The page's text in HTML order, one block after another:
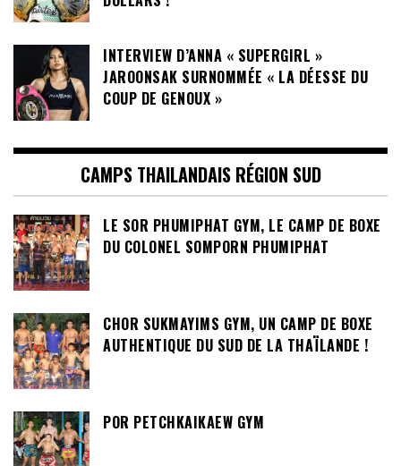
INTERVIEW D’ANNA « SUPERGIRL »
JAROONSAK SURNOMMÉE « LA DÉESSE DU
COUP DE GENOUX »
CAMPS THAILANDAIS RÉGION SUD
LE SOR PHUMIPHAT GYM, LE CAMP DE BOXE
DU COLONEL SOMPORN PHUMIPHAT
CHOR SUKMAYIMS GYM, UN CAMP DE BOXE
AUTHENTIQUE DU SUD DE LA THAÏLANDE !
POR PETCHKAIKAEW GYM